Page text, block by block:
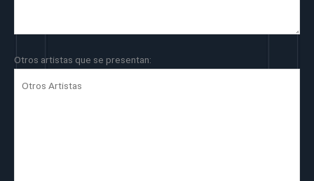
Otros artistas que se presentan: